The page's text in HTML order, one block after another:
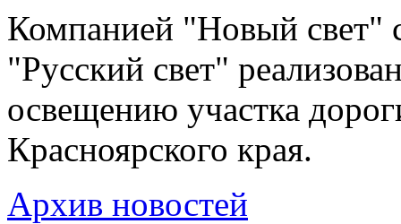
Компанией "Новый свет"
"Русский свет"
освещению участка
Красноярского края.
Архив новостей